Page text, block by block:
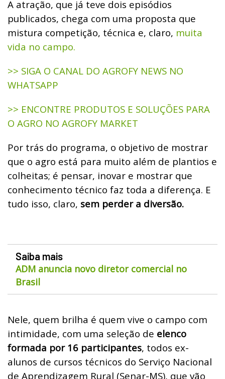
A atração, que já teve dois episódios
publicados, chega com uma proposta que
mistura competição, técnica e, claro, muita
vida no campo.
>> SIGA O CANAL DO AGROFY NEWS NO
WHATSAPP
>> ENCONTRE PRODUTOS E SOLUÇÕES PARA
O AGRO NO AGROFY MARKET
Por trás do programa, o objetivo de mostrar
que o agro está para muito além de plantios e
colheitas; é pensar, inovar e mostrar que
conhecimento técnico faz toda a diferença. E
tudo isso, claro, sem perder a diversão.
Saiba mais
ADM anuncia novo diretor comercial no
Brasil
Nele, quem brilha é quem vive o campo com
intimidade, com uma seleção de elenco
formada por 16 participantes, todos ex-
alunos de cursos técnicos do Serviço Nacional
de Aprendizagem Rural (Senar-MS), que vão